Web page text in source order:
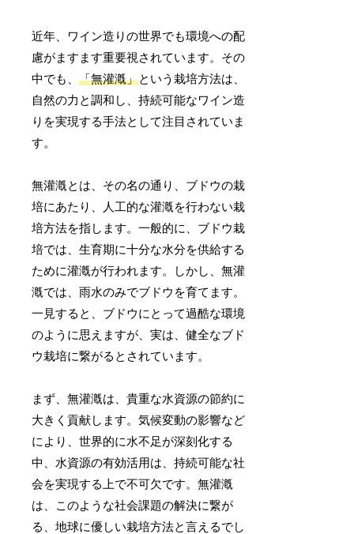
近年、ワイン造りの世界でも環境への配
慮がますます重要視されています。その
中でも、「無灌漑」という栽培方法は、
自然の力と調和し、持続可能なワイン造
りを実現する手法として注目されていま
す。
無灌漑とは、その名の通り、ブドウの栽
培にあたり、人工的な灌漑を行わない栽
培方法を指します。一般的に、ブドウ栽
培では、生育期に十分な水分を供給する
ために灌漑が行われます。しかし、無灌
漑では、雨水のみでブドウを育てます。
一見すると、ブドウにとって過酷な環境
のように思えますが、実は、健全なブド
ウ栽培に繋がるとされています。
まず、無灌漑は、貴重な水資源の節約に
大きく貢献します。気候変動の影響など
により、世界的に水不足が深刻化する
中、水資源の有効活用は、持続可能な社
会を実現する上で不可欠です。無灌漑
は、このような社会課題の解決に繋が
る、地球に優しい栽培方法と言えるでし